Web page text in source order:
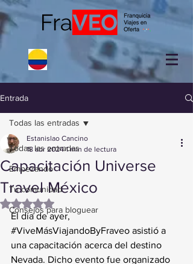
Entrada
Todas las entradas
Empezando
Tu comunidad
Consejos para bloguear
Todas las entradas
Capacitación Universe
Travel México
Estanislao Cancino
18 abr 2024 1 min de lectura
Obtuvo NaN de 5 estrellas.
El día de ayer,
#ViveMásViajandoByFraveo asistió a
una capacitación acerca del destino
Nevada. Dicho evento fue organizado